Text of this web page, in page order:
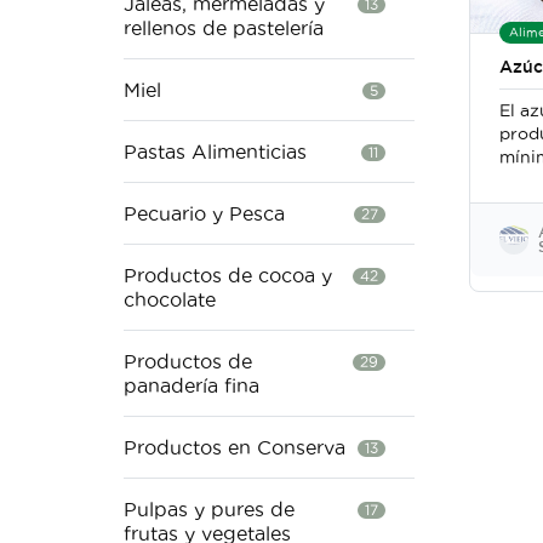
rellenos de pastelería
13
Miel 5
Pastas Alimenticias 11
Pecuario y Pesca 27
Productos de cocoa y
chocolate
42
Productos de
panadería fina
29
Productos en Conserva 13
Pulpas y pures de
frutas y vegetales
17
El